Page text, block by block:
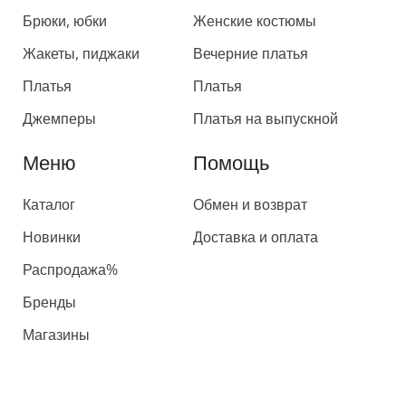
Брюки, юбки
Жакеты, пиджаки
Платья
Джемперы
Женские костюмы
Вечерние платья
Платья
Платья на выпускной
Меню
Каталог
Новинки
Распродажа%
Бренды
Магазины
Помощь
Обмен и возврат
Доставка и оплата